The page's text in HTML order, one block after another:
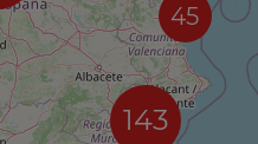
45
143